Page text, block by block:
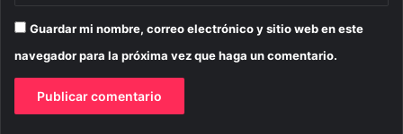
Guardar mi nombre, correo electrónico y sitio web en este
navegador para la próxima vez que haga un comentario.